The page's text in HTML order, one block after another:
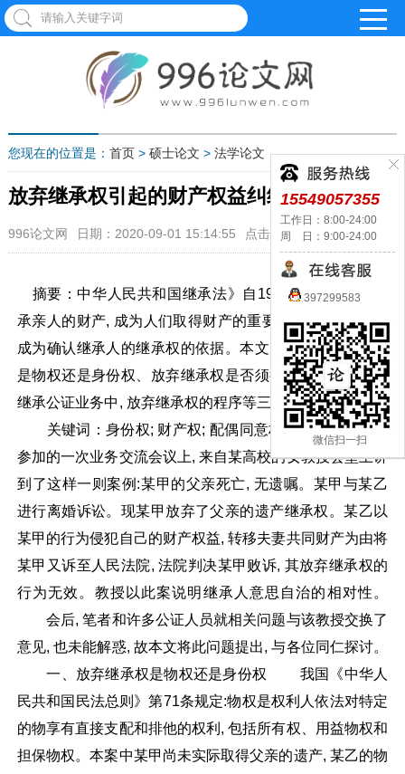
您现在的位置是： 首页> 硕士论文 > 法学论文
放弃继承权引起的财产权益纠纷
996论文网 日期：2020-09-01 15:14:55 点击：1124
摘要：中华人民共和国继承法》自1985年实行以来, 继
承亲人的财产, 成为人们取得财产的重要手段, 而继承公证
成为确认继承人的继承权的依据。本文从办理放弃继承权
是物权还是身份权、放弃继承权是否须征得配偶同意、在
继承公证业务中, 放弃继承权的程序等三个方面予以论述。
关键词：身份权; 财产权; 配偶同意权; 二0一七年
参加的一次业务交流会议上, 来自某高校的女教授会堂上讲
到了这样一则案例:某甲的父亲死亡, 无遗嘱。某甲与某乙
进行离婚诉讼。现某甲放弃了父亲的遗产继承权。某乙以
某甲的行为侵犯自己的财产权益, 转移夫妻共同财产为由将
某甲又诉至人民法院, 法院判决某甲败诉, 其放弃继承权的
行为无效。教授以此案说明继承人意思自治的相对性。
会后, 笔者和许多公证人员就相关问题与该教授交换了
意见, 也未能解惑, 故本文将此问题提出, 与各位同仁探讨。
一、放弃继承权是物权还是身份权 我国《中华人
民共和国民法总则》第71条规定:物权是权利人依法对特定
的物享有直接支配和排他的权利, 包括所有权、用益物权和
担保物权。本案中某甲尚未实际取得父亲的遗产, 某乙的物
15549057355
工作日：8:00-24:00
周 日：9:00-24:00
397299583
微信扫一扫